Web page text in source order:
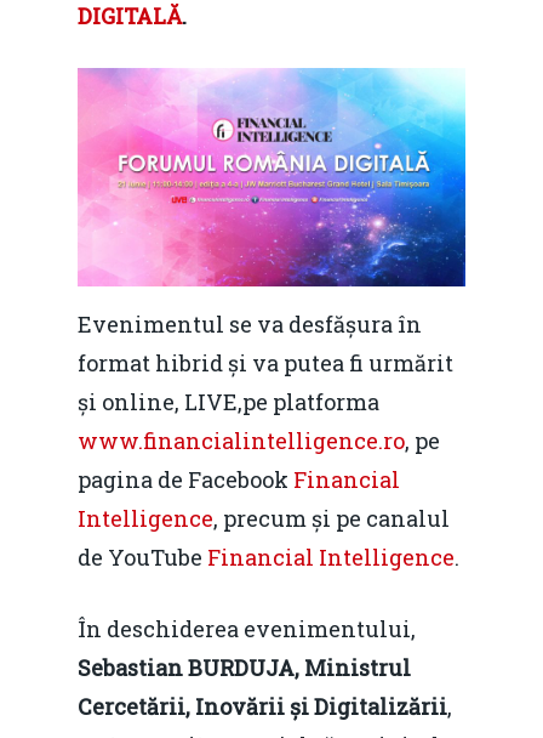
DIGITALĂ.
Evenimentul se va desfășura în
format hibrid și va putea fi urmărit
și online, LIVE,pe platforma
www.financialintelligence.ro, pe
pagina de Facebook Financial
Intelligence, precum și pe canalul
de YouTube Financial Intelligence.
În deschiderea evenimentului,
Sebastian BURDUJA, Ministrul
Cercetării, Inovării și Digitalizării,